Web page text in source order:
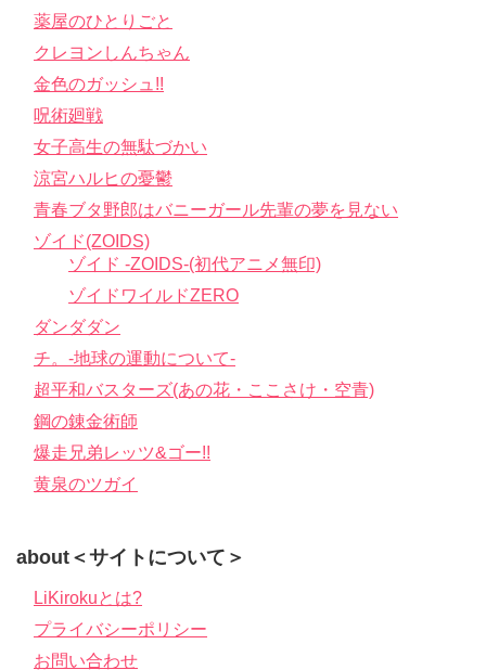
薬屋のひとりごと
クレヨンしんちゃん
金色のガッシュ!!
呪術廻戦
女子高生の無駄づかい
涼宮ハルヒの憂鬱
青春ブタ野郎はバニーガール先輩の夢を見ない
ゾイド(ZOIDS)
ゾイド -ZOIDS-(初代アニメ無印)
ゾイドワイルドZERO
ダンダダン
チ。-地球の運動について-
超平和バスターズ(あの花・ここさけ・空青)
鋼の錬金術師
爆走兄弟レッツ&ゴー!!
黄泉のツガイ
about＜サイトについて＞
LiKirokuとは?
プライバシーポリシー
お問い合わせ